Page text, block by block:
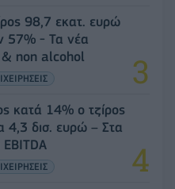
98,7 εκατ. ευρώ
57% - Τα νέα
& non alcohol
κατά 14% ο τζίρος
4,3 δισ. ευρώ – Στα